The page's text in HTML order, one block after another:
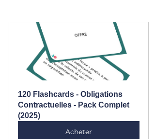
120 Flashcards - Obligations
Contractuelles - Pack Complet
(2025)
Acheter